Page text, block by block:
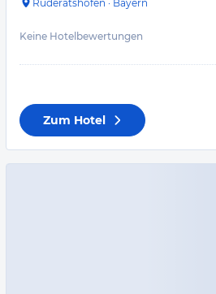
Ruderatshofen · Bayern
Keine Hotelbewertungen
Zum Hotel